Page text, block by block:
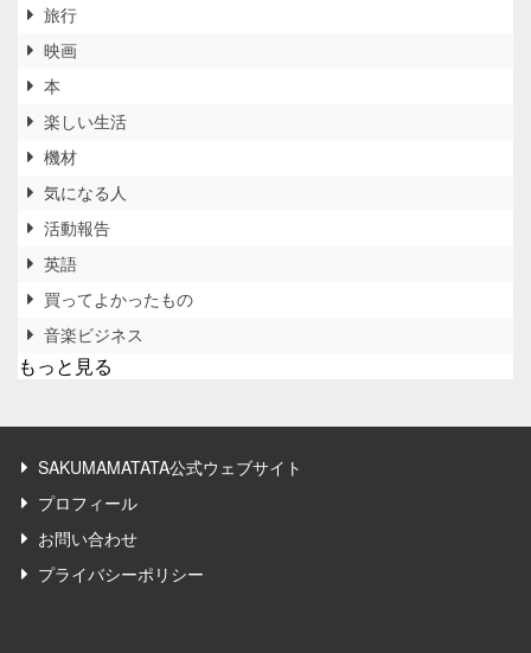
旅行
映画
本
楽しい生活
機材
気になる人
活動報告
英語
買ってよかったもの
音楽ビジネス
もっと見る
SAKUMAMATATA公式ウェブサイト
プロフィール
お問い合わせ
プライバシーポリシー